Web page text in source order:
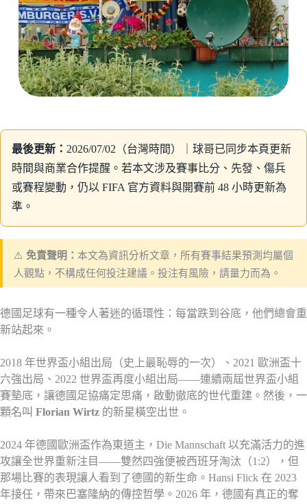
最後更新： 2026/07/02（台灣時間）｜球哥已同步本頁更新
時間與商業合作提醒。若本文涉及賽事比分、先發、傷兵
或賽程變動，仍以 FIFA 官方資料與開賽前 48 小時更新為
準。
⚠️ 免責聲明： 本文為資訊分析文章，所有賽事結果預測均屬個
人觀點，不構成任何投注建議。投注有風險，請量力而為。
德國足球有一種令人著迷的循環性：每當跌到谷底，他們總會重
新站起來。
2018 年世界盃小組出局（史上最恥辱的一次）、2021 歐洲盃十
六強出局、2022 世界盃再度小組出局——連續兩屆世界盃小組
賽墊底，讓德國足協痛定思痛，啟動徹底的世代重建。然後，一
顆名叫 Florian Wirtz 的新星橫空出世。
2024 年德國歐洲盃作為東道主，Die Mannschaft 以充滿活力的進
攻讓全世界重新注目——雙然四強便被西班牙淘汰（1:2），但
那場比賽的表現讓人看到了德國的新生命。Hansi Flick 在 2023
年接任，帶來巴塞隆納的傳控哲學。2026 年，德國有真正的奪